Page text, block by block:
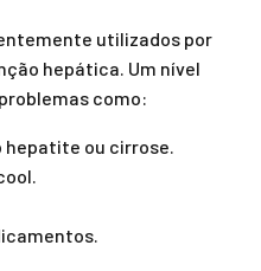
utilizados por
hepática. Um nível
como:
hepatite ou cirrose.